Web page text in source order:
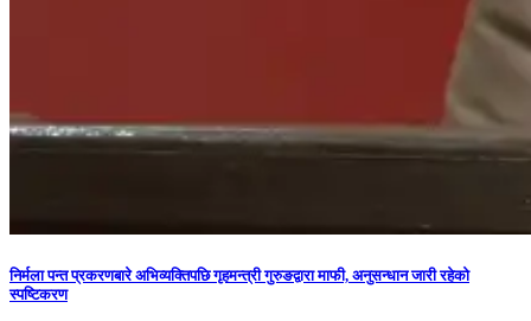
निर्मला पन्त प्रकरणबारे अभिव्यक्तिपछि गृहमन्त्री गुरुङद्वारा माफी, अनुसन्धान जारी रहेको
स्पष्टिकरण